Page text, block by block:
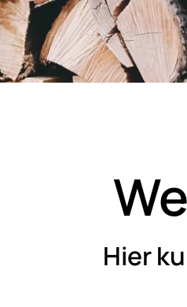
Hier